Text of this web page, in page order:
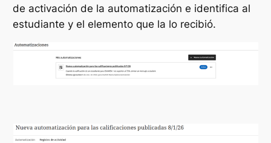
de activación de la automatización e identifica al
estudiante y el elemento que la lo recibió.